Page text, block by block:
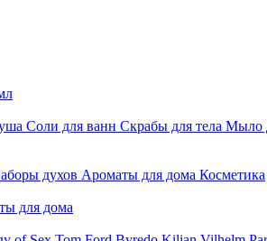
Соли для ванн Скрабы для тела Мыло
духов Ароматы для дома Косметика
для дома